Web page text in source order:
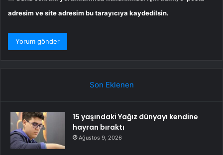
adresim ve site adresim bu tarayıcıya kaydedilsin.
Son Eklenen
15 yaşındaki Yağız dünyayı kendine
hayran bıraktı
Ağustos 9, 2026